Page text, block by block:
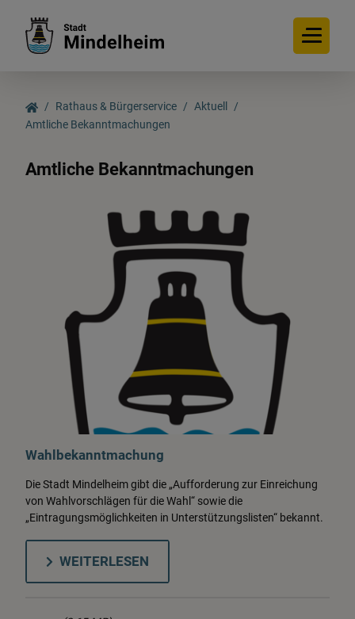
Rathaus & Bürgerservice
Bürgerservice
Online-Dienste
Interessante Links
Rathaus & Bürgerservice
Aktuell
Amtliche Bekanntmachungen
Amtliche Bekanntmachungen
Wahlbekanntmachung
Die Stadt Mindelheim gibt die „Aufforderung zur Einreichung
von Wahlvorschlägen für die Wahl“ sowie die
„Eintragungsmöglichkeiten in Unterstützungslisten“ bekannt.
WEITERLESEN